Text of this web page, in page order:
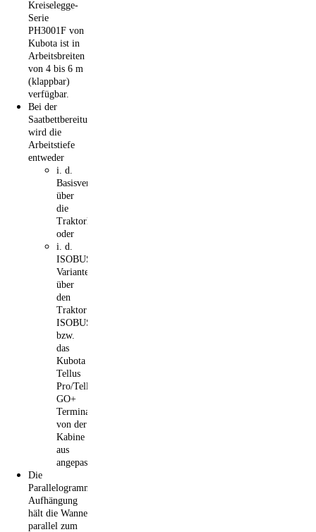
Kreiselegge-
Serie
PH3001F von
Kubota ist in
Arbeitsbreiten
von 4 bis 6 m
(klappbar)
verfügbar.
Bei der
Saatbettbereitung
wird die
Arbeitstiefe
entweder
i. d.
Basisversion:
über
die
Traktorhydraulik
oder
i. d.
ISOBUS-
Variante:
über
den
Traktor
ISOBUS
bzw.
das
Kubota
Tellus
Pro/Tellus
GO+
Terminal
von der
Kabine
aus
angepasst.
Die
Parallelogramm-
Aufhängung
hält die Wanne
parallel zum